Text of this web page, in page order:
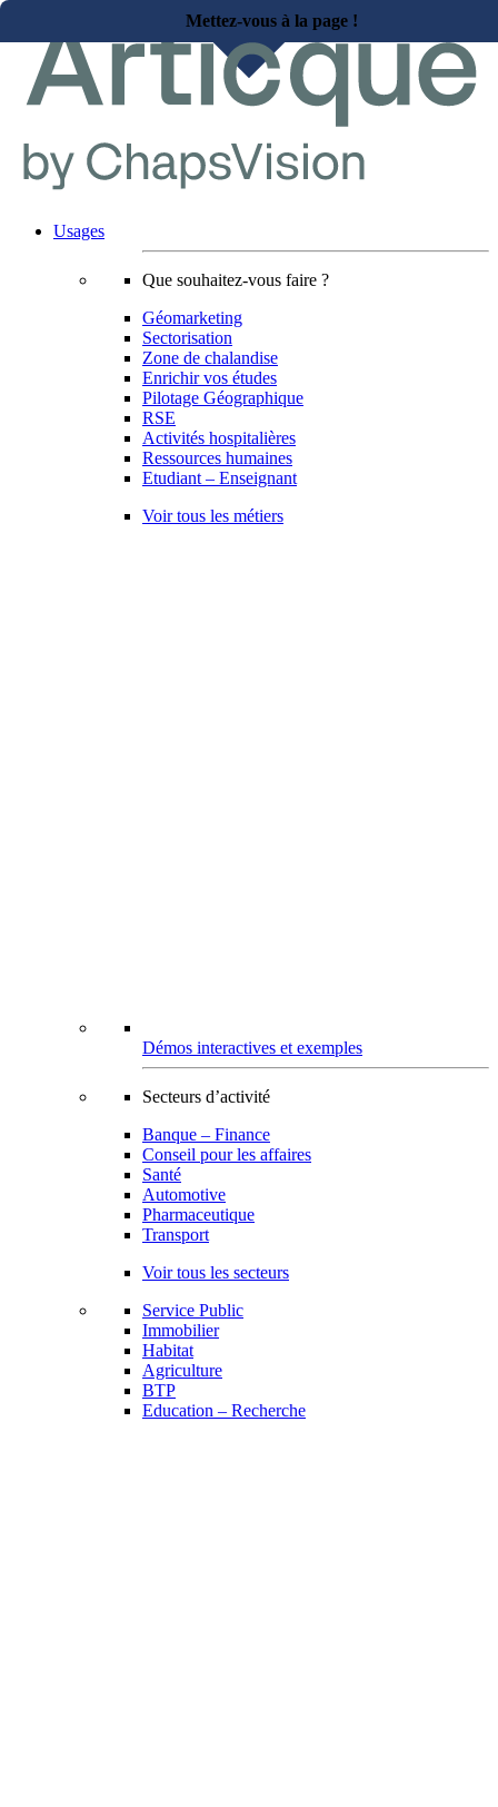
Usages
Que souhaitez-vous faire ?
Géomarketing
Sectorisation
Zone de chalandise
Enrichir vos études
Pilotage Géographique
RSE
Activités hospitalières
Ressources humaines
Etudiant – Enseignant
Voir tous les métiers
Démos interactives et exemples
Secteurs d’activité
Banque – Finance
Conseil pour les affaires
Santé
Automotive
Pharmaceutique
Transport
Voir tous les secteurs
Service Public
Immobilier
Habitat
Agriculture
BTP
Education – Recherche
Mettez-vous à la page !